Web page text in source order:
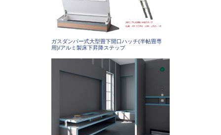
ガスダンパー式大型畳下開口ハッチ(半帖畳専
用)/アルミ製床下昇降ステップ